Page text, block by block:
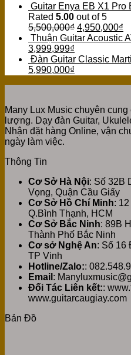
Guitar Enya EB X1 Pro
Rated 5.00 out of 5
5,500,000₫ 4,950,000₫
Thuận Guitar Acoustic
3,999,999₫
Đàn Guitar Classic
5,990,000₫
Many Lux Music chuyên
lượng. Dạy đàn Guitar,
Nhận đặt hàng Online, vận
ngày làm việc.
Thông Tin
Cơ Sở Hà Nội: Số 32B
Vọng, Quận Cầu Giấy
Cơ Sở Hồ Chí Minh:
Q.Bình Thạnh, HCM
Cơ Sở Bắc Ninh: 89B
Thành Phố Bắc Ninh
Cơ sở Nghệ An: Số 16
TP Vinh
Hotline/Zalo::
Email :
Đối Tác Liên kết::
www.guitarcaugiay.com
Bản Đồ